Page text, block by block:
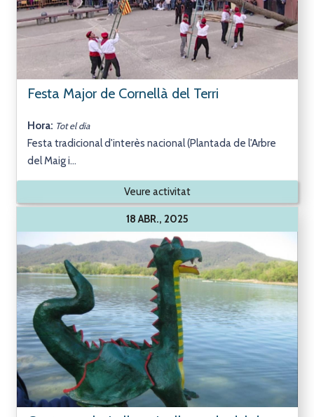
Festa Major de Cornellà del Terri
Hora: Tot el dia
Festa tradicional d'interès nacional (Plantada de l'Arbre
del Maig i...
Veure activitat
18 ABR., 2025